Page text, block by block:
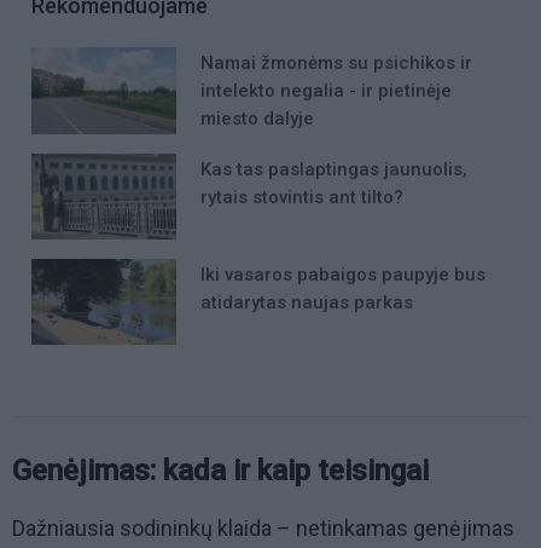
Rekomenduojame
Namai žmonėms su psichikos ir
intelekto negalia - ir pietinėje
miesto dalyje
Kas tas paslaptingas jaunuolis,
rytais stovintis ant tilto?
Iki vasaros pabaigos paupyje bus
atidarytas naujas parkas
Genėjimas: kada ir kaip teisingai
Dažniausia sodininkų klaida – netinkamas genėjimas